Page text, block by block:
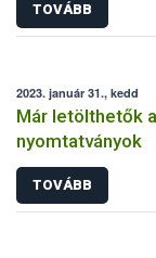
TOVÁBB
2023. január 31., kedd
Már letölthetők
nyomtatványok
TOVÁBB